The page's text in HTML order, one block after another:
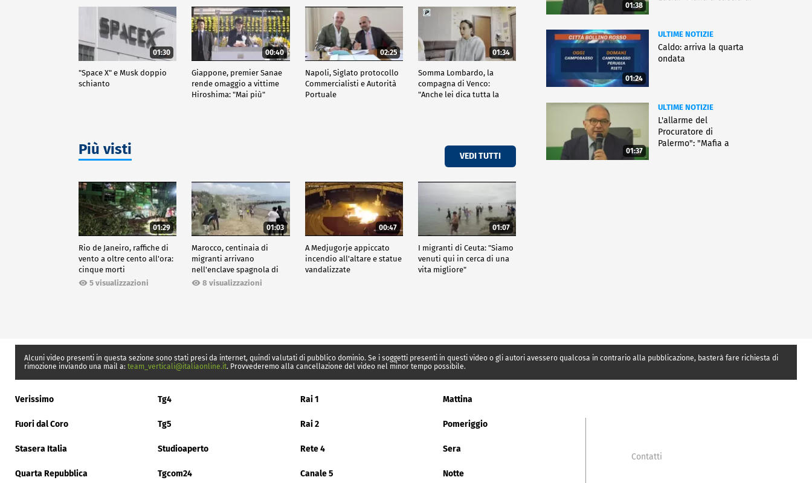
01:30
"Space X" e Musk doppio
schianto
00:40
Giappone, premier Sanae
rende omaggio a vittime
Hiroshima: "Mai più"
02:25
Napoli, Siglato protocollo
Commercialisti e Autorità
Portuale
01:34
Somma Lombardo, la
compagna di Venco:
"Anche lei dica tutta la
Più visti VEDI TUTTI
01:29
Rio de Janeiro, raffiche di
vento a oltre cento all'ora:
cinque morti
5 visualizzazioni
01:03
Marocco, centinaia di
migranti arrivano
nell'enclave spagnola di
Ceuta8 visualizzazioni
00:47
A Medjugorje appiccato
incendio all'altare e statue
vandalizzate
01:07
I migranti di Ceuta: "Siamo
venuti qui in cerca di una
vita migliore"
01:38
01:24
ULTIME NOTIZIE
Caldo: arriva la quarta
ondata
01:37
ULTIME NOTIZIE
L'allarme del
Procuratore di
Palermo": "Mafia a
Alcuni video presenti in questa sezione sono stati presi da internet, quindi valutati di pubblico dominio. Se i soggetti presenti in questi video o gli autori avessero qualcosa in contrario alla pubblicazione, basterà fare richiesta di
rimozione inviando una mail a: team_verticali@italiaonline.it. Provvederemo alla cancellazione del video nel minor tempo possibile.
Verissimo Tg4 Rai 1 Mattina
Fuori dal Coro Tg5 Rai 2 Pomeriggio
Stasera Italia Studioaperto Rete 4 Sera
Quarta Repubblica Tgcom24 Canale 5 Notte
Contatti